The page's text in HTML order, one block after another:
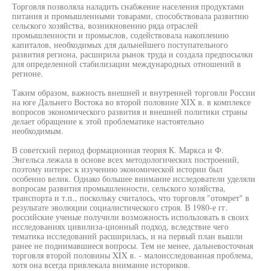
Торговля позволяла наладить снабжение населения продуктами
питания и промышленными товарами, способствовала развитию
сельского хозяйства, возникновению ряда отраслей
промышленности и промыслов, содействовала накоплению
капиталов, необходимых для дальнейшего поступательного
развития региона, расширила рынок труда и создала предпосылки
для определенной стабилизации международных отношений в
регионе.
Таким образом, важность внешней и внутренней торговли России
на юге Дальнего Востока во второй половине XIX в. в комплексе
вопросов экономического развития и внешней политики страны
делает обращение к этой проблематике настоятельно
необходимым.
В советский период формационная теория К. Маркса и Ф.
Энгельса лежала в основе всех методологических построений,
поэтому интерес к изучению экономической истории был
особенно велик. Однако большее внимание исследователи уделяли
вопросам развития промышленности, сельского хозяйства,
транспорта и т.п., поскольку считалось, что торговля "отомрет" в
результате эволюции социалистического строя. В 1980-е гг.
российские ученые получили возможность использовать в своих
исследованиях цивилиза-ционный подход, вследствие чего
тематика исследований расширилась, и на первый план вышли
ранее не поднимавшиеся вопросы. Тем не менее, дальневосточная
торговля второй половины XIX в. - малоисследованная проблема,
хотя она всегда привлекала внимание историков.